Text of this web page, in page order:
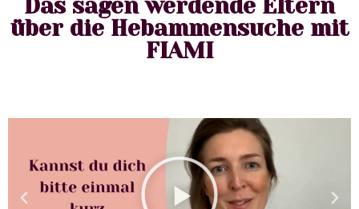
Das sagen werdende Eltern
über die Hebammensuche mit
FIAMI